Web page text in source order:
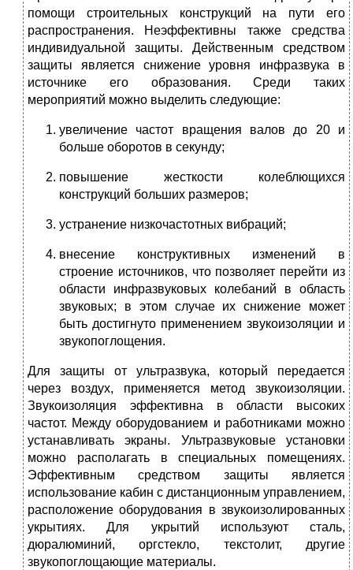
помощи строительных конструкций на пути его
распространения. Неэффективны также средства
индивидуальной защиты. Действенным средством
защиты является снижение уровня инфразвука в
источнике его образования. Среди таких
мероприятий можно выделить следующие:
увеличение частот вращения валов до 20 и
больше оборотов в секунду;
повышение жесткости колеблющихся
конструкций больших размеров;
устранение низкочастотных вибраций;
внесение конструктивных изменений в
строение источников, что позволяет перейти из
области инфразвуковых колебаний в область
звуковых; в этом случае их снижение может
быть достигнуто применением звукоизоляции и
звукопоглощения.
Для защиты от ультразвука, который передается
через воздух, применяется метод звукоизоляции.
Звукоизоляция эффективна в области высоких
частот. Между оборудованием и работниками можно
устанавливать экраны. Ультразвуковые установки
можно располагать в специальных помещениях.
Эффективным средством защиты является
использование кабин с дистанционным управлением,
расположение оборудования в звукоизолированных
укрытиях. Для укрытий используют сталь,
дюралюминий, оргстекло, текстолит, другие
звукопоглощающие материалы.